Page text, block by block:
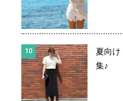
夏向け
集♪